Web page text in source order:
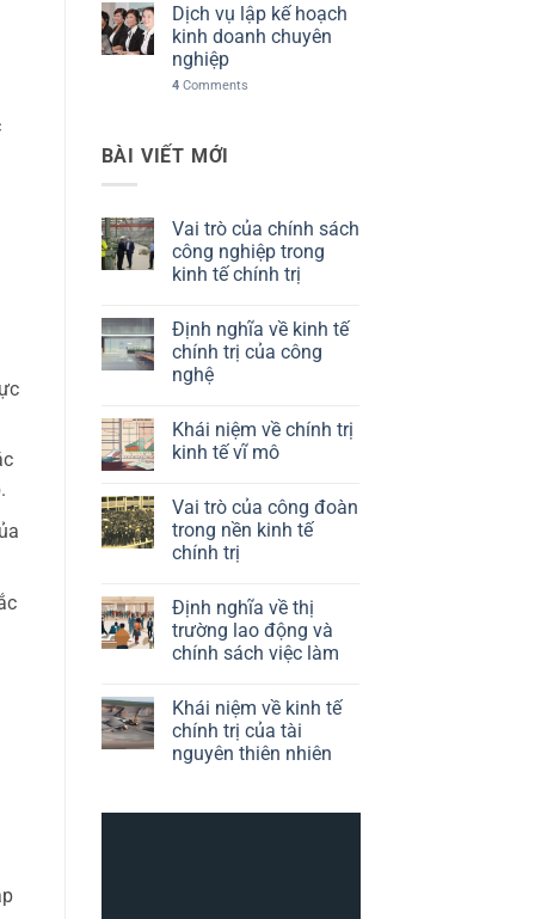
Dịch vụ lập kế hoạch
kinh doanh chuyên
nghiệp
4Comments
BÀI VIẾT MỚI
Vai trò của chính sách
công nghiệp trong
kinh tế chính trị
bình
luận
ở
Vai
chính
sách
công
kinh
tế
chính
trị
Định nghĩa về kinh tế
chính trị của công
nghệ
bình
luận
ở
về
kinh
tế
chính
công
nghệ
Khái niệm về chính trị
kinh tế vĩ mô
bình
luận
ở
Khái
chính
trị
kinh
tế
vĩ
Vai trò của công đoàn
trong nền kinh tế
chính trị
bình
luận
ở
Vai
công
đoàn
trong
nền
kinh
trị
Định nghĩa về thị
trường lao động và
chính sách việc làm
bình
luận
ở
Định
trường
Khái niệm về kinh tế
chính trị của tài
nguyên thiên nhiên
bình